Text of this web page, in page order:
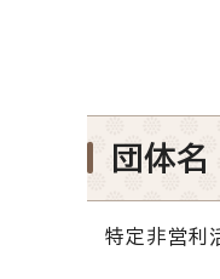
団体名
特定非営利